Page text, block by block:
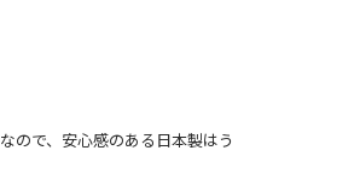
ので、安心感のある日本製はう